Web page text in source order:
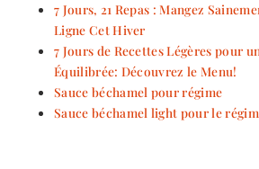
7 Jours, 21 Repas : Mangez
Ligne Cet Hiver
7 Jours de Recettes Légères pour
Équilibrée: Découvrez le Menu!
Sauce béchamel pour régime
Sauce béchamel light pour le